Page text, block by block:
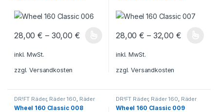
28,00€ – 30,00 €
Dieses Produkt weist mehrere Varianten auf. Die Optionen
inkl. MwSt.
zzgl.Versandkosten
28,00€ – 32,00 €
Dieses Produkt weist mehrere
inkl. MwSt.
zzgl.Versandkosten
DR!FT Räder, Räder 160, Räder
Classic Line
Wheel 160 Classic 008
DR!FT Räder, Räder 160, Räder
Classic Line
Wheel 160 Classic 009